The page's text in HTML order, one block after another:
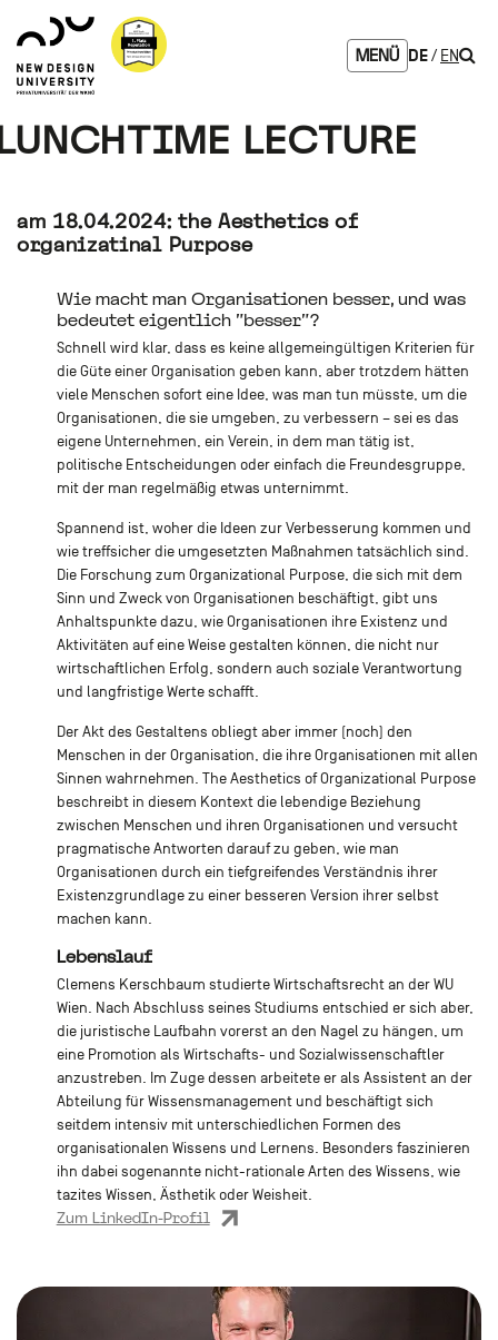
Inhalt
Hauptnavigation
Footernavigation
Logo
NDU
verlinkt
zur
Startseite
MENÜ DE EN
LECTURE
am 18.04.2024: the Aesthetics of
organizatinal Purpose
Wie macht man Organisationen besser, und was
bedeutet eigentlich "besser"?
Schnell wird klar, dass es keine allgemeingültigen Kriterien für
die Güte einer Organisation geben kann, aber trotzdem hätten
viele Menschen sofort eine Idee, was man tun müsste, um die
Organisationen, die sie umgeben, zu verbessern – sei es das
eigene Unternehmen, ein Verein, in dem man tätig ist,
politische Entscheidungen oder einfach die Freundesgruppe,
mit der man regelmäßig etwas unternimmt.
Spannend ist, woher die Ideen zur Verbesserung kommen und
wie treffsicher die umgesetzten Maßnahmen tatsächlich sind.
Die Forschung zum Organizational Purpose, die sich mit dem
Sinn und Zweck von Organisationen beschäftigt, gibt uns
Anhaltspunkte dazu, wie Organisationen ihre Existenz und
Aktivitäten auf eine Weise gestalten können, die nicht nur
wirtschaftlichen Erfolg, sondern auch soziale Verantwortung
und langfristige Werte schafft.
Der Akt des Gestaltens obliegt aber immer (noch) den
Menschen in der Organisation, die ihre Organisationen mit allen
Sinnen wahrnehmen. The Aesthetics of Organizational Purpose
beschreibt in diesem Kontext die lebendige Beziehung
zwischen Menschen und ihren Organisationen und versucht
pragmatische Antworten darauf zu geben, wie man
Organisationen durch ein tiefgreifendes Verständnis ihrer
Existenzgrundlage zu einer besseren Version ihrer selbst
machen kann.
Lebenslauf
Clemens Kerschbaum studierte Wirtschaftsrecht an der WU
Wien. Nach Abschluss seines Studiums entschied er sich aber,
die juristische Laufbahn vorerst an den Nagel zu hängen, um
eine Promotion als Wirtschafts- und Sozialwissenschaftler
anzustreben. Im Zuge dessen arbeitete er als Assistent an der
Abteilung für Wissensmanagement und beschäftigt sich
seitdem intensiv mit unterschiedlichen Formen des
organisationalen Wissens und Lernens. Besonders faszinieren
ihn dabei sogenannte nicht-rationale Arten des Wissens, wie
tazites Wissen, Ästhetik oder Weisheit.
Zum LinkedIn-Profil